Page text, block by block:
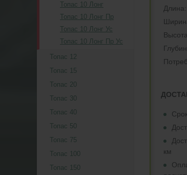
Топас 10 Лонг
Топас 10 Лонг Пр
Топас 10 Лонг Ус
Топас 10 Лонг Пр Ус
Топас 12
Топас 15
Топас 20
Топас 30
Топас 40
Топас 50
Топас 75
Топас 100
Топас 150
Длина:
км